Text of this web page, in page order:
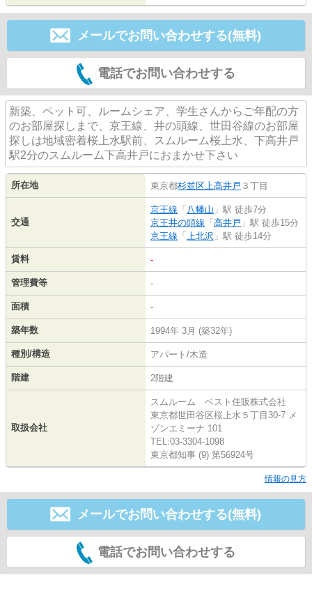
メールでお問い合わせする(無料)
電話でお問い合わせする
新築、ペット可、ルームシェア、学生さんからご年配の方
のお部屋探しまで、京王線、井の頭線、世田谷線のお部屋
探しは地域密着桜上水駅前、スムルーム桜上水、下高井戸
駅2分のスムルーム下高井戸におまかせ下さい
所在地 東京都杉並区上高井戸 ３丁目
交通
京王線 「 八幡山 」駅 徒歩7分
京王井の頭線 「 高井戸 」駅 徒歩15分
京王線 「 上北沢 」駅 徒歩14分
賃料 -
管理費等 -
面積 -
築年数 1994年 3月 (築32年)
種別/構造 アパート/木造
階建 2階建
取扱会社
スムルーム ベスト住販株式会社
東京都世田谷区桜上水５丁目30-7 メ
ゾンエミーナ 101
TEL:03-3304-1098
東京都知事 (9) 第56924号
情報の見方
メールでお問い合わせする(無料)
電話でお問い合わせする